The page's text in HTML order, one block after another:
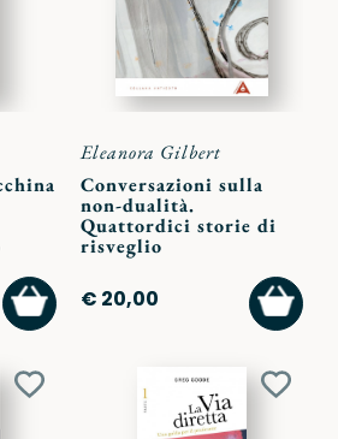
AGGIUNGI
AL
CARRELLO
Eleanora Gilbert
Conversazioni sulla
non-dualità.
Quattordici storie di
risveglio
€ 20,00
AL
Aggiungi